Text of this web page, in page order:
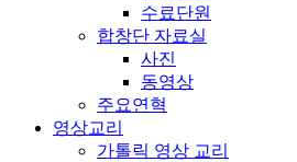
수료단원
합창단 자료실
사진
동영상
주요연혁
영상교리
가톨릭 영상 교리